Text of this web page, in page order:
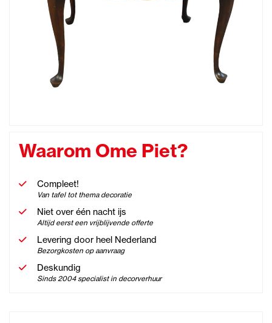
Waarom Ome Piet?
Compleet!
Van tafel tot thema decoratie
Niet over één nacht ijs
Altijd eerst een vrijblijvende offerte
Levering door heel Nederland
Bezorgkosten op aanvraag
Deskundig
Sinds 2004 specialist in decorverhuur